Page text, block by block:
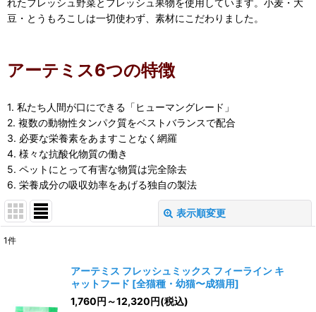
豆・とうもろこしは一切使わず、素材にこだわりました。
アーテミス6つの特徴
1. 私たち人間が口にできる「ヒューマングレード」
2. 複数の動物性タンパク質をベストバランスで配合
3. 必要な栄養素をあますことなく網羅
4. 様々な抗酸化物質の働き
5. ペットにとって有害な物質は完全除去
6. 栄養成分の吸収効率をあげる独自の製法
表示順変更
1件
アーテミス フレッシュミックス フィーライン キ
ャットフード [全猫種・幼猫〜成猫用]
1,760円 ～12,320円(税込)